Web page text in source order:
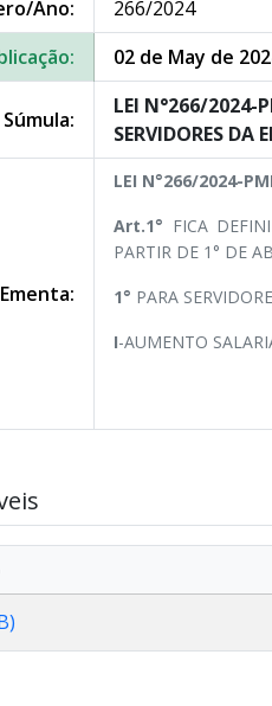
Ano:
266/2024
02 de May de
Súmula:
LEI N°266/2024-
SERVIDORES DA
LEI N°266/2024-
Art.1° FICA
PARTIR DE 1° DE
1° PARA
I-AUMENTO